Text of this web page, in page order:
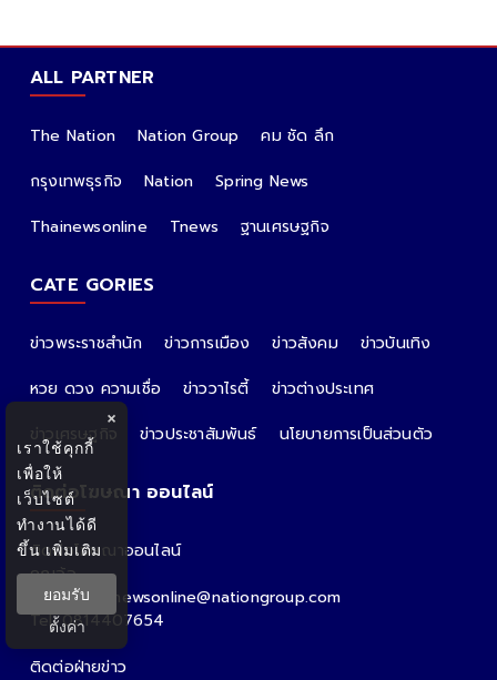
ALL PARTNER
The Nation Nation Group
คม ชัด ลึก
กรุงเทพธุรกิจ
Nation
Spring News
Thainewsonline
Tnews ฐานเศรษฐกิจ
CATE GORIES
ข่าวพระราชสำนัก ข่าวการเมือง ข่าวสังคม
ข่าวบันเทิง
หวย ดวง ความเชื่อ
ข่าววาไรตี้
ข่าวต่างประเทศ
ข่าวเศรษฐกิจ
ข่าวประชาสัมพันธ์ นโยบายการเป็นส่วนตัว
ติดต่อโฆษณา ออนไลน์
ติดต่อโฆษณาออนไลน์
คุณอ้อ
Email : thainewsonline@nationgroup.com
Tel: 0814407654
ติดต่อฝ่ายข่าว
×
เราใช้คุกกี้
เพื่อให้
เว็บไซต์
ทำงานได้ดี
ขึ้นเพิ่มเติม
ยอมรับ
ตั้งค่า